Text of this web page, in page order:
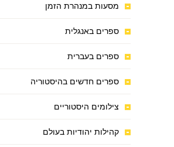
מסעות במנהרת הזמן
ספרים באנגלית
ספרים בעברית
ספרים חדשים בהיסטוריה
צילומים היסטוריים
קהילות יהודיות בעולם